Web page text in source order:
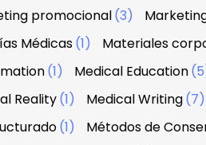
promocional(3)
Médicas(1) Materiales
(1) Medical Education
Reality(1) Medical Writing(7)
(1) Métodos de